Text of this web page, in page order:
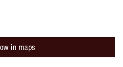
in maps